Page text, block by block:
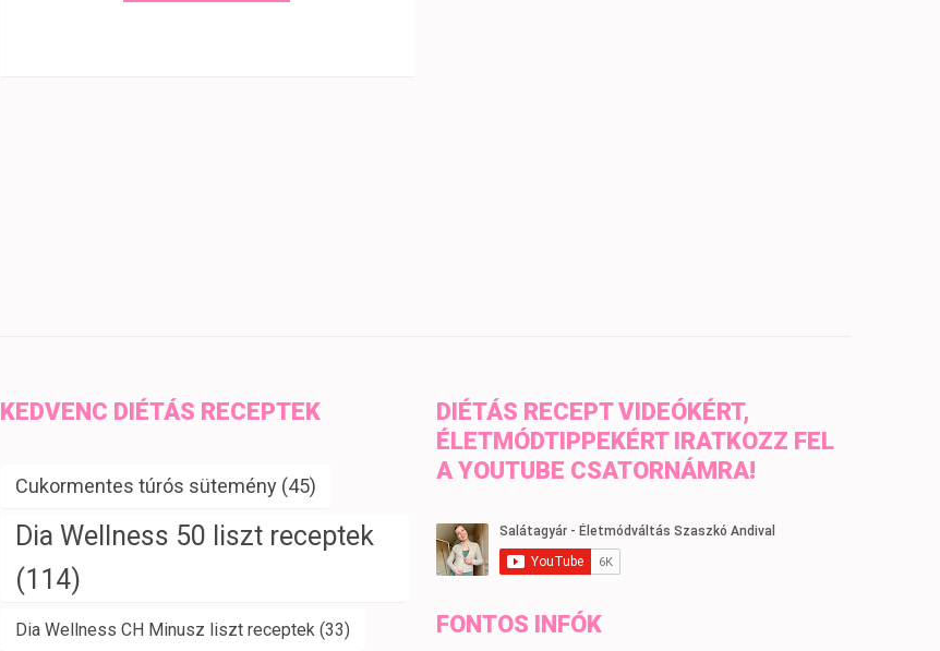
KEDVENC DIÉTÁS RECEPTEK
Cukormentes túrós sütemény(45)
Dia Wellness 50 liszt receptek
(114)
Dia Wellness CH Minusz liszt receptek(33)
DIÉTÁS RECEPT VIDEÓKÉRT,
ÉLETMÓDTIPPEKÉRT IRATKOZZ FEL
A YOUTUBE CSATORNÁMRA!
FONTOS INFÓK